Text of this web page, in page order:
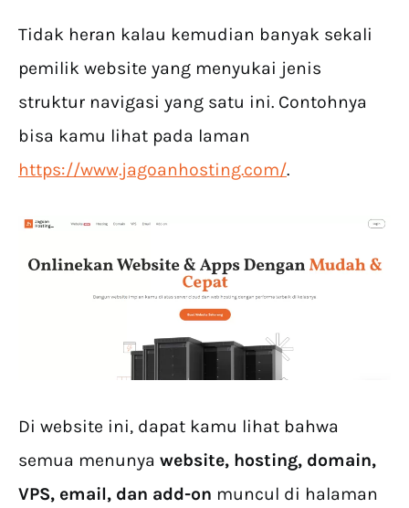
Tidak heran kalau kemudian banyak sekali
pemilik website yang menyukai jenis
struktur navigasi yang satu ini. Contohnya
bisa kamu lihat pada laman
https://www.jagoanhosting.com/.
Di website ini, dapat kamu lihat bahwa
semua menunya website, hosting, domain,
VPS, email, dan add-on muncul di halaman